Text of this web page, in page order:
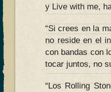
y Live with me,
“Si crees en la
no reside en el
con bandas con
tocar juntos, no
“Los Rolling